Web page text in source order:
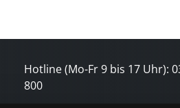
Hotline (Mo-Fr 9 bis 17 Uhr):
800